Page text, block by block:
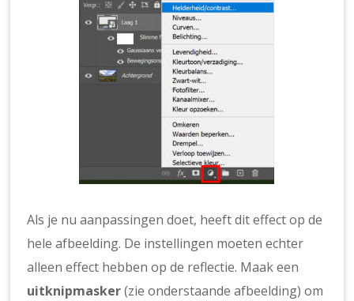
Als je nu aanpassingen doet, heeft dit effect op de
hele afbeelding. De instellingen moeten echter
alleen effect hebben op de reflectie. Maak een
uitknipmasker(zie onderstaande afbeelding) om